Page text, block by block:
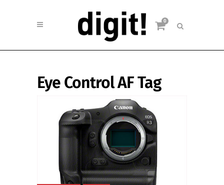
0
Eye Control AF Tag